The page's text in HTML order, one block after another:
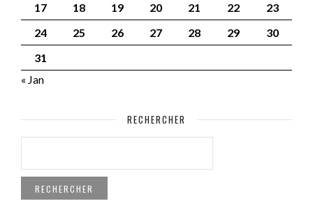
17
18 19 20 21 22
23
24
25 26 27 28 29
30
31
« Jan
RECHERCHER